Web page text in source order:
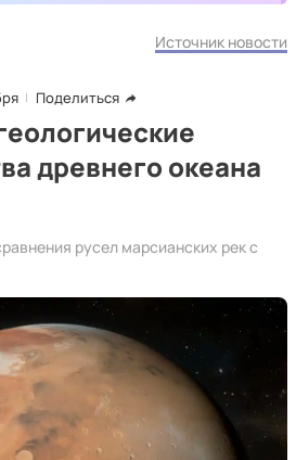
Источник новости
Поделиться
древнего океана
русел марсианских рек с